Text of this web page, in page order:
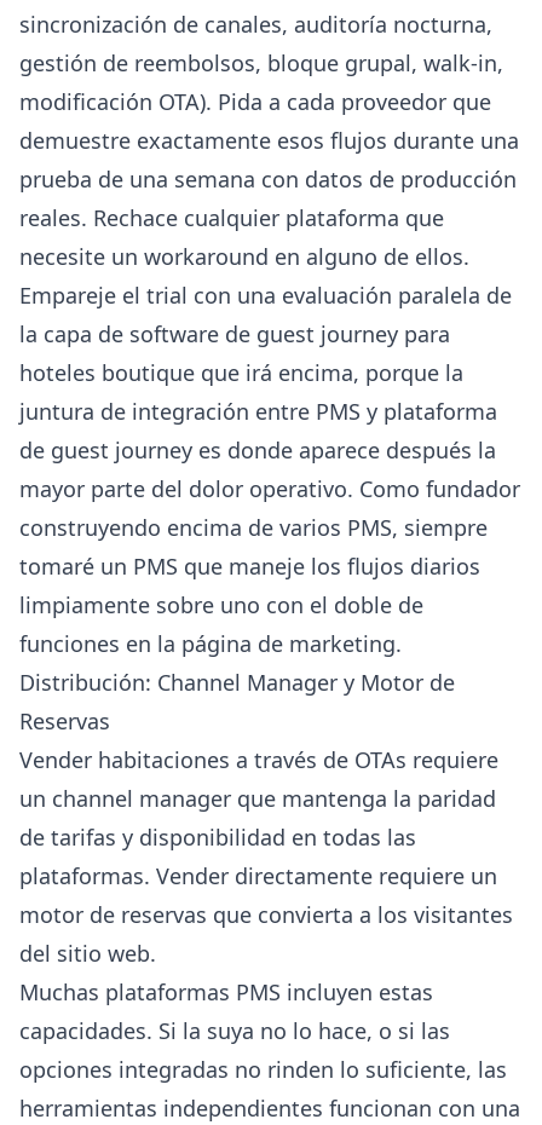
sincronización de canales, auditoría nocturna,
gestión de reembolsos, bloque grupal, walk-in,
modificación OTA). Pida a cada proveedor que
demuestre exactamente esos flujos durante una
prueba de una semana con datos de producción
reales. Rechace cualquier plataforma que
necesite un workaround en alguno de ellos.
Empareje el trial con una evaluación paralela de
la capa de software de guest journey para
hoteles boutique que irá encima, porque la
juntura de integración entre PMS y plataforma
de guest journey es donde aparece después la
mayor parte del dolor operativo. Como fundador
construyendo encima de varios PMS, siempre
tomaré un PMS que maneje los flujos diarios
limpiamente sobre uno con el doble de
funciones en la página de marketing.
Distribución: Channel Manager y Motor de
Reservas
Vender habitaciones a través de OTAs requiere
un channel manager que mantenga la paridad
de tarifas y disponibilidad en todas las
plataformas. Vender directamente requiere un
motor de reservas que convierta a los visitantes
del sitio web.
Muchas plataformas PMS incluyen estas
capacidades. Si la suya no lo hace, o si las
opciones integradas no rinden lo suficiente, las
herramientas independientes funcionan con una